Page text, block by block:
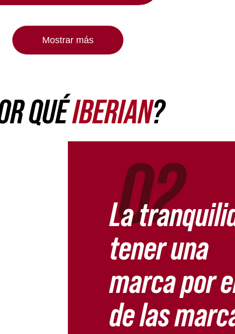
Mostrar más
QUÉIBERIAN?
02
La
tener una
marca por
de las